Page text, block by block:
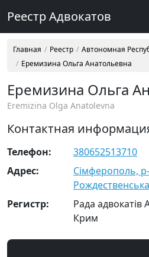
Реестр Адвокатов
Главная Реестр Автономная
Еремизина Ольга Анатольевна
Еремизина Ольга
Eremizina Olga Anatolevna
Контактная
Телефон:
380652513710
Адрес:
Сімферополь,
Регистр:
Рада адвокатів
Крим